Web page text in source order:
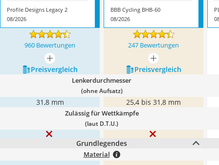
Profile Designs Legacy 2
08/2026
BBB Cycling BHB-60
08/2026
960 Bewertungen 247 Bewertungen
mehr anzeigen
mehr anzeigen
Preis­vergleich
Preis­vergleich
Lenkerdurchmesser
(ohne Aufsatz)
31,8 mm 25,4 bis 31,8 mm
Zulässig für Wettkämpfe
(laut D.T.U.)
Grundlegendes
Material